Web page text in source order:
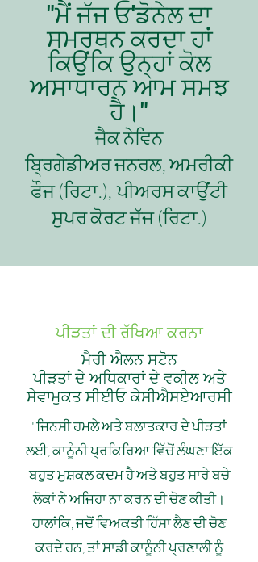
"ਮੈਂ ਜੱਜ ਓ'ਡੋਨੇਲ ਦਾ
ਸਮਰਥਨ ਕਰਦਾ ਹਾਂ
ਕਿਉਂਕਿ ਉਨ੍ਹਾਂ ਕੋਲ
ਅਸਾਧਾਰਨ ਆਮ ਸਮਝ
ਹੈ।"
ਜੈਕ ਨੇਵਿਨ
ਬ੍ਰਿਗੇਡੀਅਰ ਜਨਰਲ, ਅਮਰੀਕੀ
ਫੌਜ (ਰਿਟਾ.), ਪੀਅਰਸ ਕਾਉਂਟੀ
ਸੁਪਰ ਕੋਰਟ ਜੱਜ (ਰਿਟਾ.)
ਪੀੜਤਾਂ ਦੀ ਰੱਖਿਆ ਕਰਨਾ
ਮੈਰੀ ਐਲਨ ਸਟੋਨ
ਪੀੜਤਾਂ ਦੇ ਅਧਿਕਾਰਾਂ ਦੇ ਵਕੀਲ ਅਤੇ
ਸੇਵਾਮੁਕਤ ਸੀਈਓ ਕੇਸੀਐਸਏਆਰਸੀ
"ਜਿਨਸੀ ਹਮਲੇ ਅਤੇ ਬਲਾਤਕਾਰ ਦੇ ਪੀੜਤਾਂ
ਲਈ, ਕਾਨੂੰਨੀ ਪ੍ਰਕਿਰਿਆ ਵਿੱਚੋਂ ਲੰਘਣਾ ਇੱਕ
ਬਹੁਤ ਮੁਸ਼ਕਲ ਕਦਮ ਹੈ ਅਤੇ ਬਹੁਤ ਸਾਰੇ ਬਚੇ
ਲੋਕਾਂ ਨੇ ਅਜਿਹਾ ਨਾ ਕਰਨ ਦੀ ਚੋਣ ਕੀਤੀ।
ਹਾਲਾਂਕਿ, ਜਦੋਂ ਵਿਅਕਤੀ ਹਿੱਸਾ ਲੈਣ ਦੀ ਚੋਣ
ਕਰਦੇ ਹਨ, ਤਾਂ ਸਾਡੀ ਕਾਨੂੰਨੀ ਪ੍ਰਣਾਲੀ ਨੂੰ